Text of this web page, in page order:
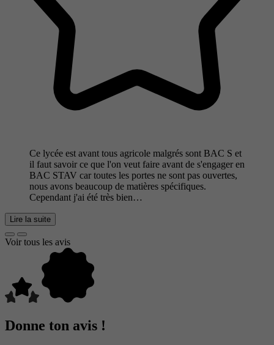
Ce lycée est avant tous agricole malgrés sont BAC S et
il faut savoir ce que l'on veut faire avant de s'engager en
BAC STAV car toutes les portes ne sont pas ouvertes,
nous avons beaucoup de matières spécifiques.
Cependant j'ai été très bien…
Lire la suite
Voir tous les avis
Donne ton avis !